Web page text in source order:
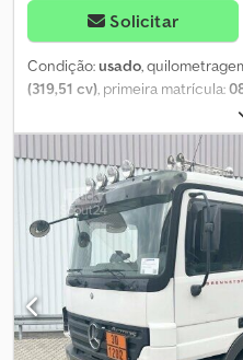
Solicitar
Condição:usado,
(319,51 cv) , primeira matrícula:
,
engrenagem:automático,
2 500 mm
, altura total:3 200 mm
, Equipamento:ABS, ar
de estabilidade (ESP) ,
combustíveis, capacidade
de inspeção, sistema de bomba
tipo: GMVT 805-J, vazão máx.
temperatura PETRODAT, classe
conexão para enchimento de
mangueira com aprox. 50 m de